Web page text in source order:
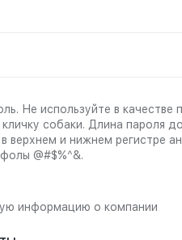
Не используйте в
собаки. Длина пароля
верхнем и нижнем регистре
@#$%^&.
информацию о компании